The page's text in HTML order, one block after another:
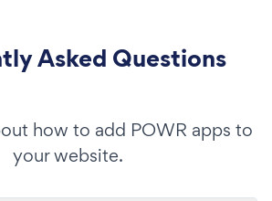
Asked Questions
how to add POWR apps to
your website.